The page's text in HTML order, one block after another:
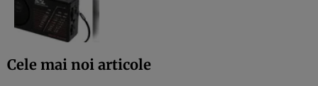
Cele mai noi articole